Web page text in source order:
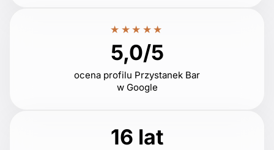
★★★★★
5,0/5
ocena profilu Przystanek Bar
w Google
16 lat